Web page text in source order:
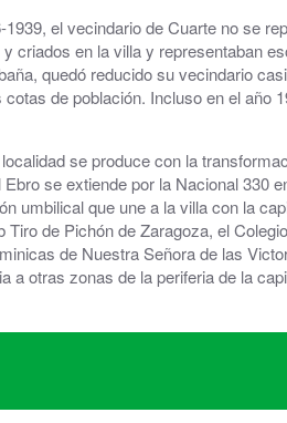
el vecindario de Cuarte no se
criados en la villa y representaban
quedó reducido su vecindario
de población. Incluso en el
se produce con la
se extiende por la Nacional
umbilical que une a la villa con la
Tiro de Pichón de Zaragoza, el
de Nuestra Señora de las
a otras zonas de la periferia de la